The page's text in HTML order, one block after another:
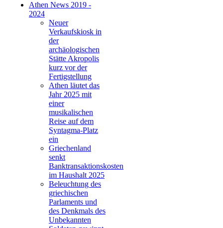
Athen News 2019 -
2024
Neuer
Verkaufskiosk in
der
archäologischen
Stätte Akropolis
kurz vor der
Fertigstellung
Athen läutet das
Jahr 2025 mit
einer
musikalischen
Reise auf dem
Syntagma-Platz
ein
Griechenland
senkt
Banktransaktionskosten
im Haushalt 2025
Beleuchtung des
griechischen
Parlaments und
des Denkmals des
Unbekannten